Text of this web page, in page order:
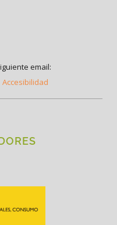
email:
Accesibilidad